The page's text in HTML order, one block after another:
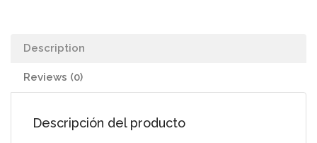
Description
Reviews (0)
Descripción del producto